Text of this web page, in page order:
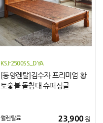
KSJ-2500SS_DYA
[동양렌탈]김수자 프리미엄 황
토숯볼 돌침대 슈퍼싱글
월렌탈료 23,900원